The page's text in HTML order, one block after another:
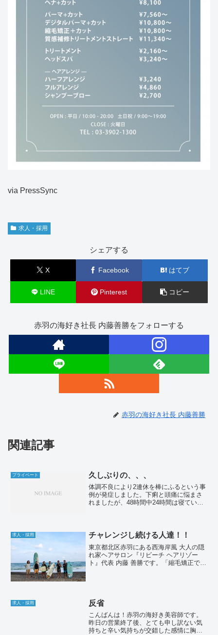
via PressSync
求人・採用
シェアする
X Facebook はてブ
LINE Pinterest コピー
赤羽の海好き社長 内藤善勝をフォローする
赤羽の海好き社長 内藤善勝
関連記事
プライベート 久しぶりの、、、
体調不良により2連休を棒にふるという事
例が発症しました。下痢と頭痛に悩まさ
れましたが、48時間中24時間は寝ていた
ング食べましたw頭...
求人・採用 チャレンジし続ける人達！！
東京都北区赤羽にある西海岸風 大人の隠
れ家ヘアサロン『リビーチ ヘアリゾー
ト』代表 内藤 善勝です。「縮毛矯正でつ
求人・採用 反省
こんばんは！赤羽の海好き美容師です。
昨日の営業終了後、とても申し訳ない気
持ちと辛い気持ちが交錯した感情に胸が